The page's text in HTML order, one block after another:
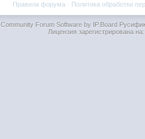
Политика обработки
Правила форума ·
Community Forum Software by IP.Board
Лицензия зарегистрирована